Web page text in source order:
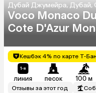
Дубай Джумейра, Дубай,
Voco Monaco
Cote D'Azur
Кешбэк 4% по карте Т-
линия песок 100 м
Отзывы за этот год